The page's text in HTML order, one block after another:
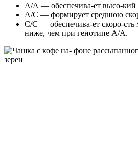
А/А — обеспечива-ет высо-кий
А/С — формирует среднюю
С/С — обеспечива-ет скоро-сть
ниже, чем при генотипе А/А.